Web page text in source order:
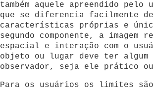
também aquele apreendido pelo
que se diferencia facilmente
características próprias e
segundo componente, a imagem
espacial e interação com o
objeto ou lugar deve ter
observador, seja ele prático
Para os usuários os limites